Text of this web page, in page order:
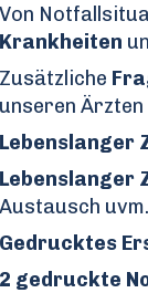
Von
Krankheiten
Zusätzliche
unseren Ärzten
Lebenslanger
Lebenslanger
Austausch
Gedrucktes
2 gedruckte